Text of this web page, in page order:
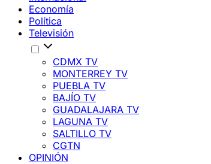
Economía
Política
Televisión
CDMX TV
MONTERREY TV
PUEBLA TV
BAJÍO TV
GUADALAJARA TV
LAGUNA TV
SALTILLO TV
CGTN
OPINIÓN